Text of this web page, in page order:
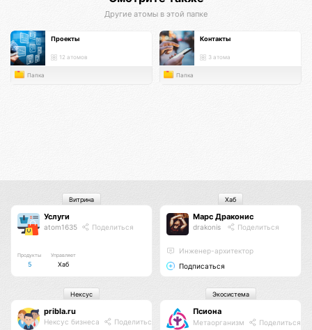
Другие атомы в этой папке
Проекты
12 атомов
Папка
Контакты
3 атома
Папка
Услуги
atom1635 Поделиться
Продукты
5
Управляет
Хаб
Витрина
Марс Драконис
drakonis Поделиться
Инженер-архитектор
Подписаться
Хаб
pribla.ru
Нексус бизнеса Поделиться
Нексус
Псиона
Метаорганизм Поделиться
Экосистема